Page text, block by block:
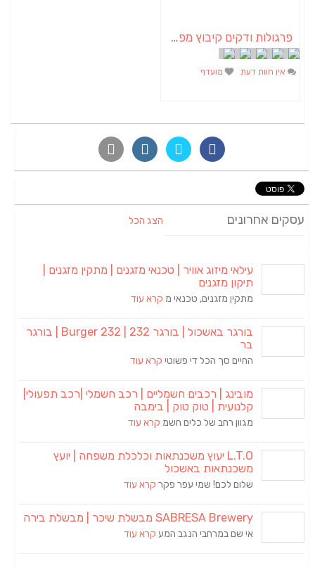
פרגולות ודקים קיבוץ מפלסים
אין חוות דעת מועדף
עסקים אחרונים הצג הכל
עילאי מיזוג אוויר | טכנאי מזגנים | מתקין מזגנים |
תיקון מזגנים
מתקין מזגנים, טכנאי מ קרא עוד
בורגר באשכול | בורגר 232 | Burger 232 | בורגר
בר
החיים סך הכל די פשוטי קרא עוד
מובינג | רכבים חשמליים | רכב חשמלי |רכב תפעולי|
קלנועית | טוק טוק | בימבה
מגוון רחב של כלים חשמ קרא עוד
L.T.O יעוץ משכנתאות וכלכלת משפחה | יועץ
משכנתאות באשכול
שלום לכם! שמי עפר פקר קרא עוד
SABRESA Brewery מבשלת שיכר | מבשלת בירה
אי שם במרחבי הנגב המע קרא עוד